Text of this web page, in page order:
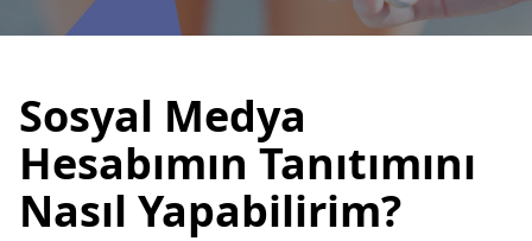
Sosyal Medya
Hesabımın Tanıtımını
Nasıl Yapabilirim?